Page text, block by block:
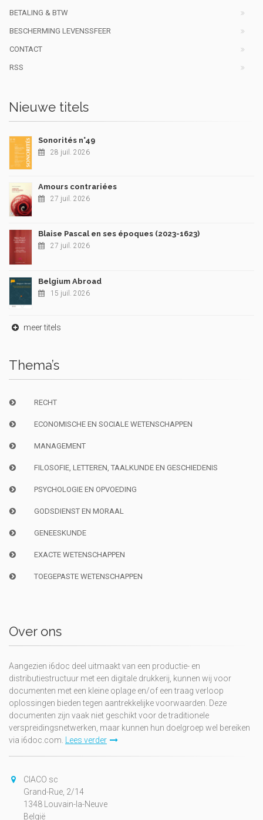
BETALING & BTW
BESCHERMING LEVENSSFEER
CONTACT
RSS
Nieuwe titels
Sonorités n°49
28 juil. 2026
Amours contrariées
27 juil. 2026
Blaise Pascal en ses époques (2023-1623)
27 juil. 2026
Belgium Abroad
15 juil. 2026
meer titels
Thema’s
RECHT
ECONOMISCHE EN SOCIALE WETENSCHAPPEN
MANAGEMENT
FILOSOFIE, LETTEREN, TAALKUNDE EN GESCHIEDENIS
PSYCHOLOGIE EN OPVOEDING
GODSDIENST EN MORAAL
GENEESKUNDE
EXACTE WETENSCHAPPEN
TOEGEPASTE WETENSCHAPPEN
Over ons
Aangezien i6doc deel uitmaakt van een productie- en
distributiestructuur met een digitale drukkerij, kunnen wij voor
documenten met een kleine oplage en/of een traag verloop
oplossingen bieden tegen aantrekkelijke voorwaarden. Deze
documenten zijn vaak niet geschikt voor de traditionele
verspreidingsnetwerken, maar kunnen hun doelgroep wel bereiken
via i6doc.com. Lees verder
CIACO sc
Grand-Rue, 2/14
1348 Louvain-la-Neuve
België